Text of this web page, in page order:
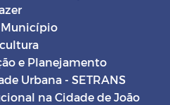
Município
e Planejamento
Urbana - SETRANS
na Cidade de João